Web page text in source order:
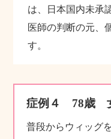
は、日本国内未承
医師の判断の元、
す。
症例４ 78歳
普段からウィッグ